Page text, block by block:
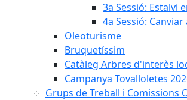
3a Sessió: Estalvi
4a Sessió:
Oleoturisme
Bruquetíssim
Catàleg Arbres d'interès
Campanya Tovalloletes
Grups de Treball i Comissions